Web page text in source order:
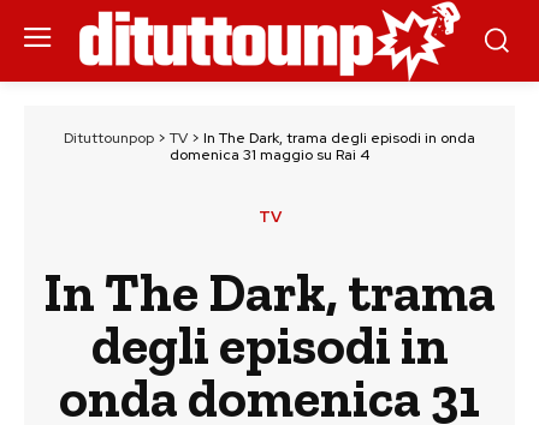
Dituttounpop > TV > In The Dark, trama degli episodi in onda
domenica 31 maggio su Rai 4
TV
In The Dark, trama
degli episodi in
onda domenica 31